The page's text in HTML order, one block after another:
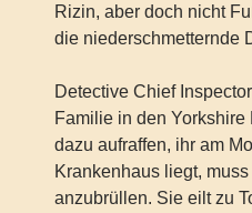
Rizin, aber doch nicht
die niederschmetternde
Detective Chief
Familie in den
dazu aufraffen, ihr am
Krankenhaus liegt,
anzubrüllen. Sie eilt zu